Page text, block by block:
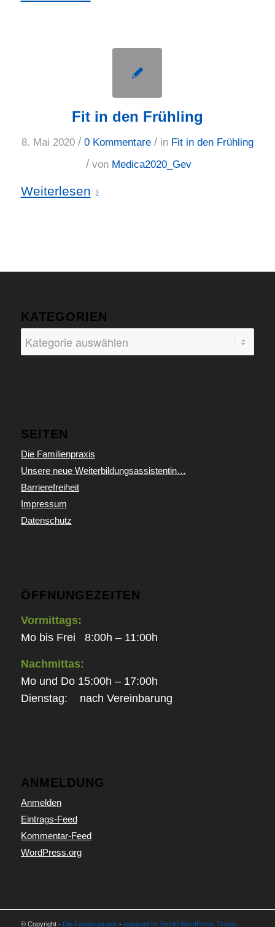
Fit in den Frühling
8. Mai 2020 / 0 Kommentare / in Fit in den Frühling
/ von Medica2020_Gev
Weiterlesen
KATEGORIEN
SEITEN
Die Familienpraxis
Unsere neue Weiterbildungsassistentin…
Barrierefreiheit
Impressum
Datenschutz
ÖFFNUNGEZEITEN
Vormittags:
Mo bis Frei 8:00h – 11:00h
Nachmittas:
Mo und Do 15:00h – 17:00h
Dienstag: nach Vereinbarung
ANMELDUNG
Anmelden
Eintrags-Feed
Kommentar-Feed
WordPress.org
© Copyright - Die Familienpraxis - powered by Enfold WordPress Theme